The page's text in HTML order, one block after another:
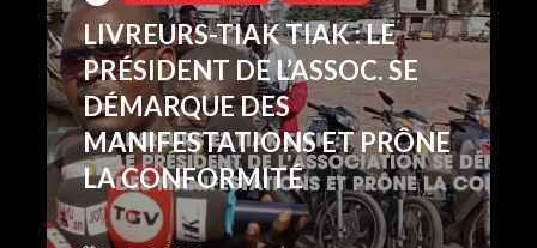
LIVREURS-TIAK TIAK : LE
PRÉSIDENT DE L’ASSOC. SE
DÉMARQUE DES
MANIFESTATIONS ET PRÔNE
LA CONFORMITÉ